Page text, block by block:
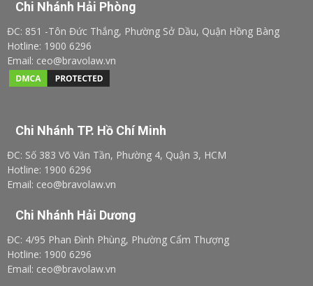
Chi Nhánh Hải Phòng
ĐC: 851 -Tôn Đức Thắng, Phường Sở Dầu, Quận Hồng Bàng
Hotline: 1900 6296
Email: ceo@bravolaw.vn
Chi Nhánh TP. Hồ Chí Minh
ĐC: Số 383 Võ Văn Tần, Phường 4, Quận 3, HCM
Hotline: 1900 6296
Email: ceo@bravolaw.vn
Chi Nhánh Hải Dương
ĐC: 4/95 Phan Đình Phùng, Phường Cẩm Thượng
Hotline: 1900 6296
Email: ceo@bravolaw.vn